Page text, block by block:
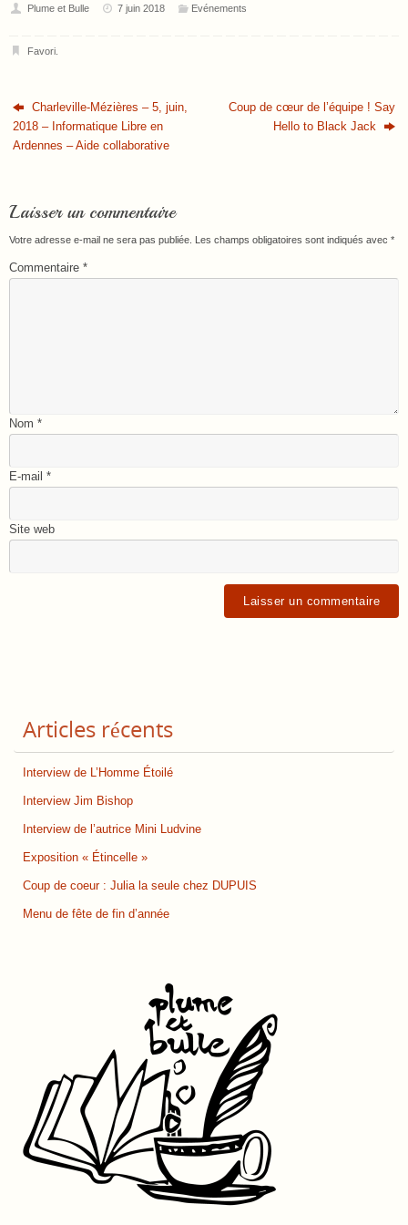
Plume et Bulle 7 juin 2018 Evénements
Favori.
Charleville-Mézières – 5, juin,
2018 – Informatique Libre en
Ardennes – Aide collaborative
Coup de cœur de l’équipe ! Say
Hello to Black Jack
Laisser un commentaire
Votre adresse e-mail ne sera pas publiée. Les champs obligatoires sont indiqués avec *
Commentaire *
Nom *
E-mail *
Site web
Articles récents
Interview de L’Homme Étoilé
Interview Jim Bishop
Interview de l’autrice Mini Ludvine
Exposition « Étincelle »
Coup de coeur : Julia la seule chez DUPUIS
Menu de fête de fin d’année